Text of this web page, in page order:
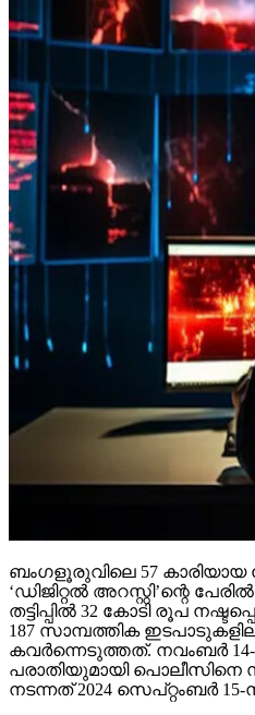
ബംഗളൂരുവിലെ 57
‘ഡിജിറ്റല്‍ അറസ്റ്റി’ന്റെ
തട്ടിപ്പില്‍ 32 കോടി രൂപ
187 സാമ്പത്തിക
കവര്‍ന്നെടുത്തത്. നവംബര്‍
പരാതിയുമായി പൊലീസിനെ
നടന്നത് 2024 സെപ്റ്റംബര്‍